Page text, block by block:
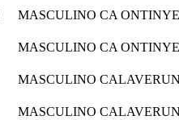
MASCULINO CA
MASCULINO CA
MASCULINO
MASCULINO